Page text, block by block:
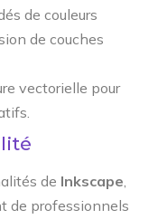
de couleurs
de couches
vectorielle pour
de Inkscape
de professionnels